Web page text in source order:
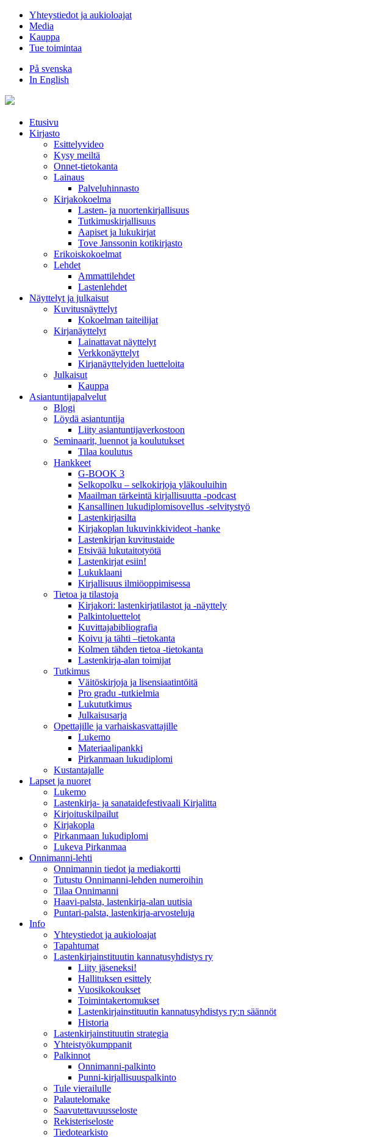
Hyppää
sisältöön
Yhteystiedot ja aukioloajat
Media
Kauppa
Tue toimintaa
På svenska
In English
Etusivu
Kirjasto
Esittelyvideo
Kysy meiltä
Onnet-tietokanta
Lainaus
Palveluhinnasto
Kirjakokoelma
Lasten- ja nuortenkirjallisuus
Tutkimuskirjallisuus
Aapiset ja lukukirjat
Tove Janssonin kotikirjasto
Erikoiskokoelmat
Lehdet
Ammattilehdet
Lastenlehdet
Näyttelyt ja julkaisut
Kuvitusnäyttelyt
Kokoelman taiteilijat
Kirjanäyttelyt
Lainattavat näyttelyt
Verkkonäyttelyt
Kirjanäyttelyiden luetteloita
Julkaisut
Kauppa
Asiantuntija­palvelut
Blogi
Löydä asiantuntija
Liity asiantuntijaverkostoon
Seminaarit, luennot ja koulutukset
Tilaa koulutus
Hankkeet
G-BOOK 3
Selkopolku – selkokirjoja yläkouluihin
Maailman tärkeintä kirjallisuutta -podcast
Kansallinen lukudiplomisovellus -selvitystyö
Lastenkirjasilta
Kirjakoplan lukuvinkkivideot -hanke
Lastenkirjan kuvitustaide
Etsivää lukutaitotyötä
Lastenkirjat esiin!
Lukuklaani
Kirjallisuus ilmiöoppimisessa
Tietoa ja tilastoja
Kirjakori: lastenkirjatilastot ja -näyttely
Palkintoluettelot
Kuvittaja­bibliografia
Koivu ja tähti –tietokanta
Kolmen tähden tietoa -tietokanta
Lastenkirja-alan toimijat
Tutkimus
Väitöskirjoja ja lisensiaatintöitä
Pro gradu -tutkielmia
Lukututkimus
Julkaisusarja
Opettajille ja varhaiskasvattajille
Lukemo
Materiaalipankki
Pirkanmaan lukudiplomi
Kustantajalle
Lapset ja nuoret
Lukemo
Lastenkirja- ja sanataidefestivaali Kirjalitta
Kirjoituskilpailut
Kirjakopla
Pirkanmaan lukudiplomi
Lukeva Pirkanmaa
Onnimanni-lehti
Onnimannin tiedot ja mediakortti
Tutustu Onnimanni-lehden numeroihin
Tilaa Onnimanni
Haavi-palsta, lastenkirja-alan uutisia
Puntari-palsta, lastenkirja-arvosteluja
Info
Yhteystiedot ja aukioloajat
Tapahtumat
Lastenkirjainstituutin kannatusyhdistys ry
Liity jäseneksi!
Hallituksen esittely
Vuosikokoukset
Toimintakertomukset
Lastenkirjainstituutin kannatusyhdistys ry:n säännöt
Historia
Lastenkirjainstituutin strategia
Yhteistyökumppanit
Palkinnot
Onnimanni-palkinto
Punni-kirjallisuuspalkinto
Tule vierailulle
Palautelomake
Saavutettavuusseloste
Rekisteriseloste
Tiedotearkisto